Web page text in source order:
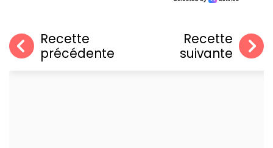
Recette
précédente
Recette
suivante